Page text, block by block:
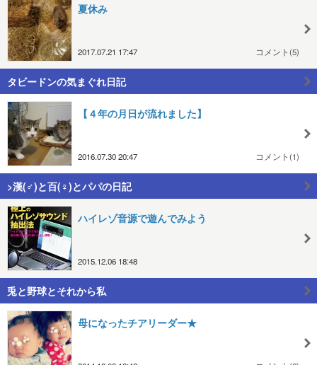
夏休み
2017.07.21 17:47 コメント(5)
タビードンの気まぐれ日記
【４年の月日が流れました】
2016.07.30 20:47 コメント(1)
>漢(♂)と百(♀)とパパの日記
ハイレゾ音源で遊んでみよう
2015.12.06 18:48
兎と野球とそれから私
母になったチアリーダー★